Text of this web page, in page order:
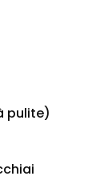
pulite)